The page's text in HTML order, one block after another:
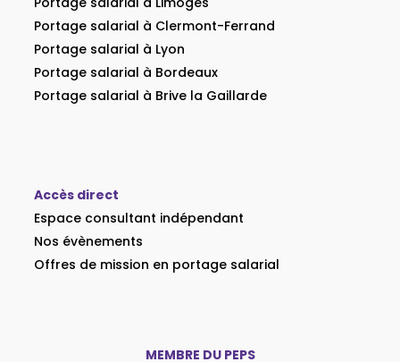
Portage salarial à Clermont-Ferrand
Portage salarial à Lyon
Portage salarial à Bordeaux
Portage salarial à Brive la Gaillarde
Accès direct
Espace consultant indépendant
Nos évènements
Offres de mission en portage salarial
MEMBRE DU PEPS